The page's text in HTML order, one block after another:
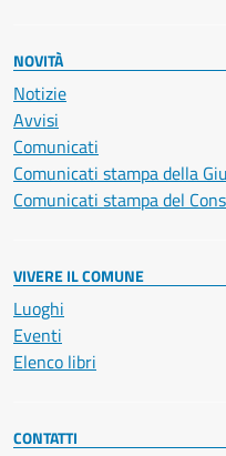
NOVITÀ
Notizie
Avvisi
Comunicati
Comunicati stampa della
Comunicati stampa del
VIVERE IL COMUNE
Luoghi
Eventi
Elenco libri
CONTATTI